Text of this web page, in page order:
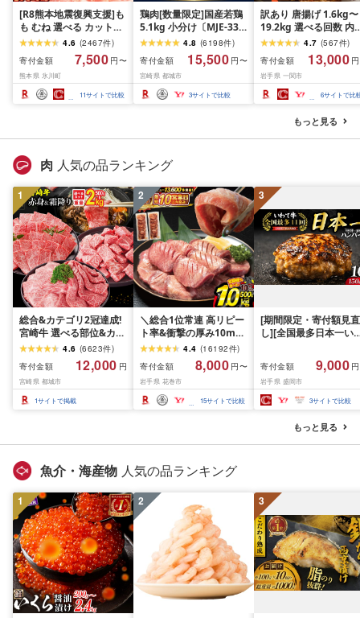
[R8熊本地震復興支援]も
も むね 選べる カット済
鶏 小分け 1万円以下 ふ
るさと納税 鶏肉 うまか
チキン [出荷時期をお選
びください]熊本県産 肉
定期便 とり とり肉 とり
むね 鳥もも肉 小分けバ
4.6 (2467件)
寄付金額
7,500 円〜
熊本県 氷川町
11サイトで比較
鶏肉[数量限定]国産若鶏
5.1kg 小分け〔MJE-33-
007-N5100g〕鶏肉
4.8 (6198件)
寄付金額
15,500 円〜
宮崎県 都城市
3サイトで比較
訳あり 唐揚げ 1.6kg〜
19.2kg 選べる回数 内
量 室根からあげ から
げ からあげ 冷凍 惣菜
弁当 おかず 鶏肉 鶏も
奥州いわいどり レンジ
簡単 時短 家ごはん 夏
み 昼食 業務用 国産鶏
気 定期便 ふるさと納
送料無料 オヤマ 岩手
一関市
4.7 (567件)
寄付金額
13,000
岩手県 一関市
6サイトで比
もっと見る
肉 人気の品ランキング
1
総合&カテゴリ2冠達成!
宮崎牛 選べる部位&カッ
ト (赤身&霜降り)or(赤身
のみ) 500g 1kg 2kg[発
送時期が選べる] 牛肉 焼
肉 すき焼き しゃぶしゃ
ぶ ステーキ ギフト お中
4.6 (6623件)
寄付金額
12,000 円
宮崎県 都城市
1サイトで掲載
2
＼総合1位常連 高リピー
ト率&衝撃の厚み10mm
厚切り牛タン 塩味/ ≪ス
ピード発送!!10営業日以
内発送≫ 選べる内容量
500g / 1kg 定期便 毎月
届く 牛肉 肉 BBQ ふるさ
と 人気 ランキング 岩手
4.4 (16192件)
寄付金額
8,000 円〜
岩手県 花巻市
15サイトで比較
3
[期間限定・寄付額見直
し][全国最多日本一い
1.5kg(150g×10個) い
て牛 × 岩中豚 ハンバー
グ 合挽き 合い挽き 黒
和牛 人気 冷凍 個包装
分け 冷凍 牛肉 豚肉 和
ビーフ ポーク はんば
ぐ 挽肉 お肉 ミンチ 肉
お弁当 hannba-gu ラ
寄付金額 9,000
岩手県 盛岡市
3サイトで比較
もっと見る
魚介・海産物 人気の品ランキング
1 2 3